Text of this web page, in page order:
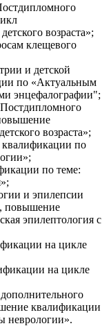
возраста»;
клещевого
и детской
по «Актуальным
энцефалографии";
возраста»;
по
по теме:
и эпилепсии
повышение
эпилептология с
на цикле
на цикле
квалификации
неврологии».